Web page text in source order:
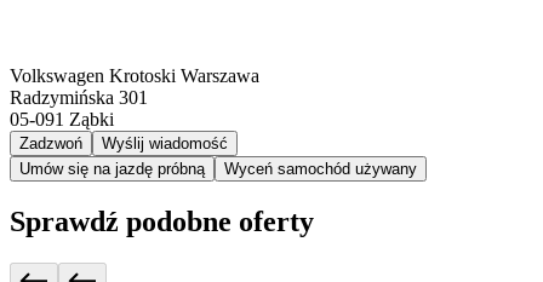
Volkswagen Krotoski Warszawa
Radzymińska 301
05-091 Ząbki
Zadzwoń
Wyślij wiadomość
Umów się na jazdę próbną
Wyceń samochód używany
Sprawdź podobne oferty